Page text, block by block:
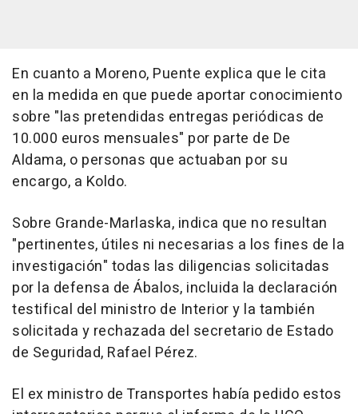
En cuanto a Moreno, Puente explica que le cita
en la medida en que puede aportar conocimiento
sobre "las pretendidas entregas periódicas de
10.000 euros mensuales" por parte de De
Aldama, o personas que actuaban por su
encargo, a Koldo.
Sobre Grande-Marlaska, indica que no resultan
"pertinentes, útiles ni necesarias a los fines de la
investigación" todas las diligencias solicitadas
por la defensa de Ábalos, incluida la declaración
testifical del ministro de Interior y la también
solicitada y rechazada del secretario de Estado
de Seguridad, Rafael Pérez.
El ex ministro de Transportes había pedido estos